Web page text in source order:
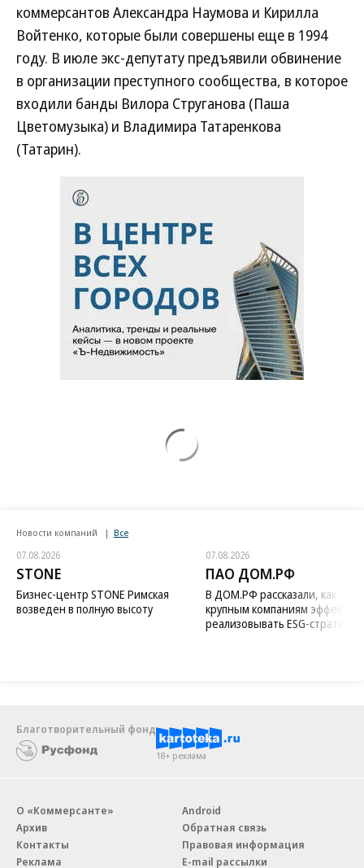
коммерсантов Александра Наумова и Кирилла
Войтенко, которые были совершены еще в 1994
году. В июле экс-депутату предъявили обвинение
в организации преступного сообщества, в которое
входили банды Вилора Струганова (Паша
Цветомузыка) и Владимира Татаренкова
(Татарин).
Новости компаний Все
07.08.2026
STONE
Бизнес-центр STONE Римская
возведен в полную высоту
07.08.2026
ПАО ДОМ.РФ
В ДОМ.РФ рассказали, как
крупным компаниям
реализовывать ESG-стратегию
Благотворительный фонд
18+ реклама
О «Коммерсанте»
Архив
Контакты
Реклама
Android
Обратная связь
Правовая информация
E-mail рассылки